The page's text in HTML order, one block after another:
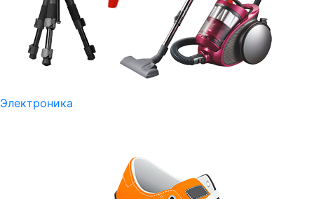
Электроника